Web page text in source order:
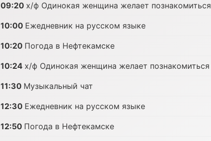
09:20 х/ф Одинокая женщина желает познакомиться
10:00 Ежедневник на русском языке
10:20 Погода в Нефтекамске
10:24 х/ф Одинокая женщина желает познакомиться
11:30 Музыкальный чат
12:30 Ежедневник на русском языке
12:50 Погода в Нефтекамске